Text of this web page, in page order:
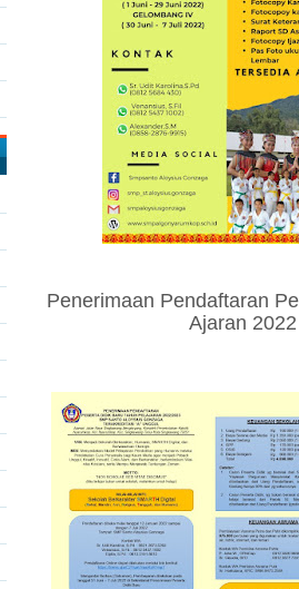
Penerimaan Pendaftaran
Ajaran